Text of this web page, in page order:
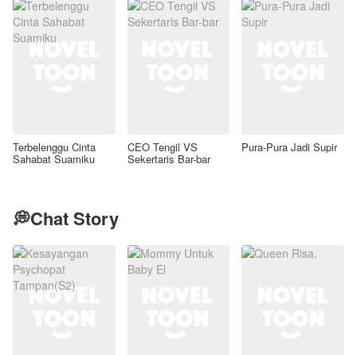
Terbelenggu Cinta
Sahabat Suamiku
CEO Tengil VS
Sekertaris Bar-bar
Pura-Pura Jadi Supir
💭Chat Story